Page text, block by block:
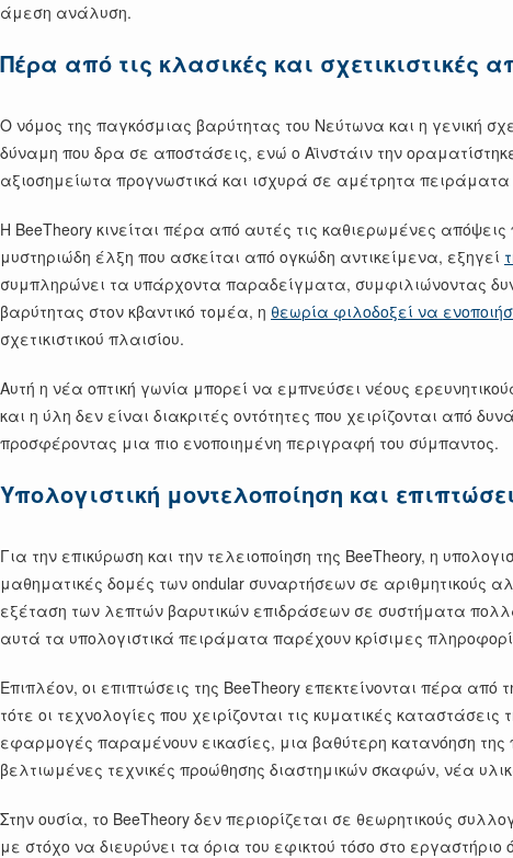
άμεση ανάλυση.
Πέρα από τις κλασικές και σχετικιστικές
Ο νόμος της παγκόσμιας βαρύτητας του Νεύτωνα και η γενική
δύναμη που δρα σε αποστάσεις, ενώ ο Αϊνστάιν την
αξιοσημείωτα προγνωστικά και ισχυρά σε αμέτρητα
Η BeeTheory κινείται πέρα από αυτές τις καθιερωμένες
μυστηριώδη έλξη που ασκείται από ογκώδη αντικείμενα, εξηγεί
συμπληρώνει τα υπάρχοντα παραδείγματα, συμφιλιώνοντας
βαρύτητας στον κβαντικό τομέα, η θεωρία φιλοδοξεί να
σχετικιστικού πλαισίου.
Αυτή η νέα οπτική γωνία μπορεί να εμπνεύσει νέους
και η ύλη δεν είναι διακριτές οντότητες που χειρίζονται
προσφέροντας μια πιο ενοποιημένη περιγραφή του σύμπαντος.
Υπολογιστική μοντελοποίηση και
Για την επικύρωση και την τελειοποίηση της BeeTheory, η
μαθηματικές δομές των ondular συναρτήσεων σε αριθμητικούς
εξέταση των λεπτών βαρυτικών επιδράσεων σε συστήματα
αυτά τα υπολογιστικά πειράματα παρέχουν κρίσιμες
Επιπλέον, οι επιπτώσεις της BeeTheory επεκτείνονται πέρα από
τότε οι τεχνολογίες που χειρίζονται τις κυματικές
εφαρμογές παραμένουν εικασίες, μια βαθύτερη κατανόηση
βελτιωμένες τεχνικές προώθησης διαστημικών σκαφών, νέα
Στην ουσία, το BeeTheory δεν περιορίζεται σε θεωρητικούς
με στόχο να διευρύνει τα όρια του εφικτού τόσο στο εργαστήριο